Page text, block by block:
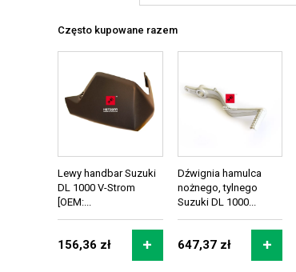
Często kupowane razem
Lewy handbar Suzuki
DL 1000 V-Strom
[OEM:...
156,36 zł
Dźwignia hamulca
nożnego, tylnego
Suzuki DL 1000...
647,37 zł